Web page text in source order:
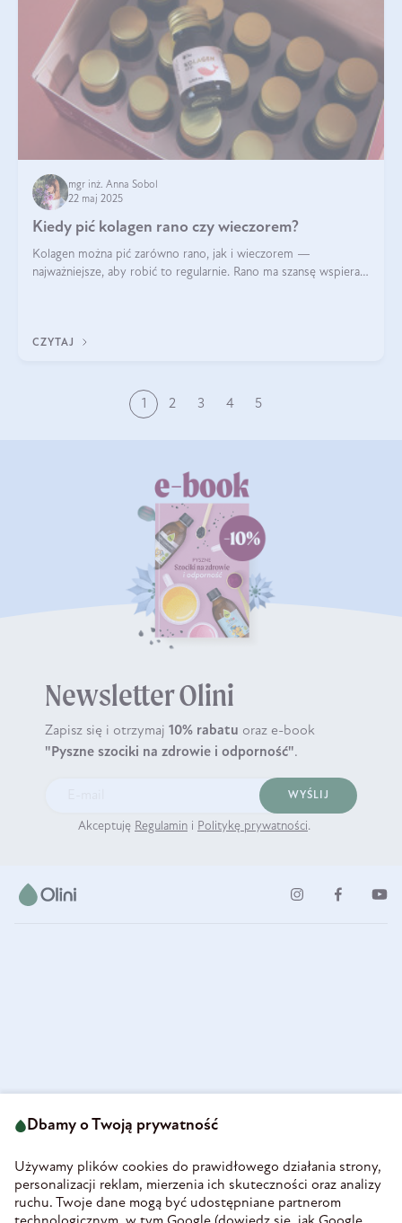
mgr inż. Anna Sobol
22 maj 2025
Kiedy pić kolagen rano czy wieczorem?
Kolagen można pić zarówno rano, jak i wieczorem —
najważniejsze, aby robić to regularnie. Rano ma szansę wspierać
CZYTAJ
1 2 3 4 5
Newsletter Olini
Zapisz się i otrzymaj 10% rabatu oraz e-book
"Pyszne szociki na zdrowie i odporność".
WYŚLIJ
Akceptuję Regulamin i Politykę prywatności.
58-160 Świebodzice
REGON 890213034
INFORMACJE
Dbamy o Twoją prywatność
Używamy plików cookies do prawidłowego działania strony,
personalizacji reklam, mierzenia ich skuteczności oraz analizy
ruchu. Twoje dane mogą być udostępniane partnerom